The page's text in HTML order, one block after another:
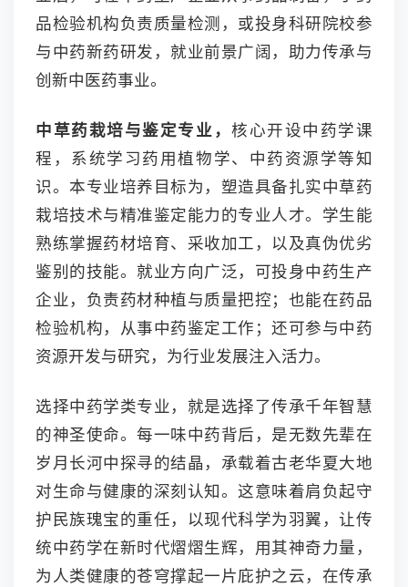
品检验机构负责质量检测，或投身科研院校参
与中药新药研发，就业前景广阔，助力传承与
创新中医药事业。
中草药栽培与鉴定专业，核心开设中药学课
程，系统学习药用植物学、中药资源学等知
识。本专业培养目标为，塑造具备扎实中草药
栽培技术与精准鉴定能力的专业人才。学生能
熟练掌握药材培育、采收加工，以及真伪优劣
鉴别的技能。就业方向广泛，可投身中药生产
企业，负责药材种植与质量把控；也能在药品
检验机构，从事中药鉴定工作；还可参与中药
资源开发与研究，为行业发展注入活力。
选择中药学类专业，就是选择了传承千年智慧
的神圣使命。每一味中药背后，是无数先辈在
岁月长河中探寻的结晶，承载着古老华夏大地
对生命与健康的深刻认知。这意味着肩负起守
护民族瑰宝的重任，以现代科学为羽翼，让传
统中药学在新时代熠熠生辉，用其神奇力量，
为人类健康的苍穹撑起一片庇护之云，在传承